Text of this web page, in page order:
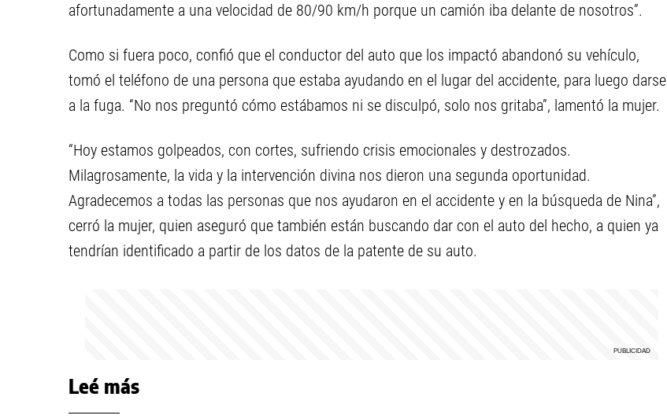
afortunadamente a una velocidad de 80/90 km/h porque un camión iba delante de nosotros”.
Como si fuera poco, confió que el conductor del auto que los impactó abandonó su vehículo,
tomó el teléfono de una persona que estaba ayudando en el lugar del accidente, para luego darse
a la fuga. “No nos preguntó cómo estábamos ni se disculpó, solo nos gritaba”, lamentó la mujer.
“Hoy estamos golpeados, con cortes, sufriendo crisis emocionales y destrozados.
Milagrosamente, la vida y la intervención divina nos dieron una segunda oportunidad.
Agradecemos a todas las personas que nos ayudaron en el accidente y en la búsqueda de Nina”,
cerró la mujer, quien aseguró que también están buscando dar con el auto del hecho, a quien ya
tendrían identificado a partir de los datos de la patente de su auto.
Leé más